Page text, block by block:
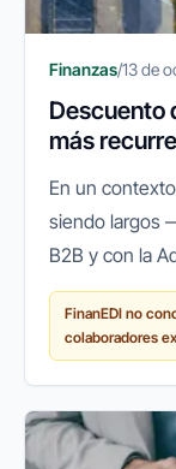
Finanzas/13 de
Descuento
más
En un
siendo largos
B2B y con la
empresas
les permitan
FinanEDI no
colaboradores